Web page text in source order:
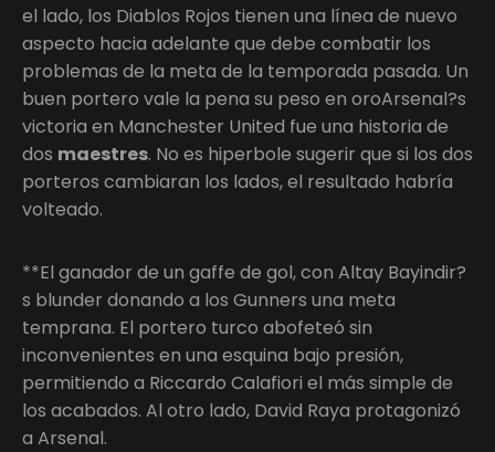
el lado, los Diablos Rojos tienen una línea de nuevo
aspecto hacia adelante que debe combatir los
problemas de la meta de la temporada pasada. Un
buen portero vale la pena su peso en oroArsenal?s
victoria en Manchester United fue una historia de
dos maestres. No es hiperbole sugerir que si los dos
porteros cambiaran los lados, el resultado habría
volteado.
**El ganador de un gaffe de gol, con Altay Bayindir?
s blunder donando a los Gunners una meta
temprana. El portero turco abofeteó sin
inconvenientes en una esquina bajo presión,
permitiendo a Riccardo Calafiori el más simple de
los acabados. Al otro lado, David Raya protagonizó
a Arsenal.